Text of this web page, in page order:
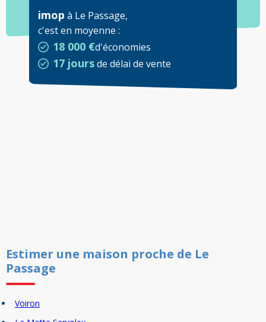
imop à Le Passage,
c'est en moyenne :
18 000 €d'économies
17 joursde délai de vente
Estimer une maison proche de Le
Passage
Voiron